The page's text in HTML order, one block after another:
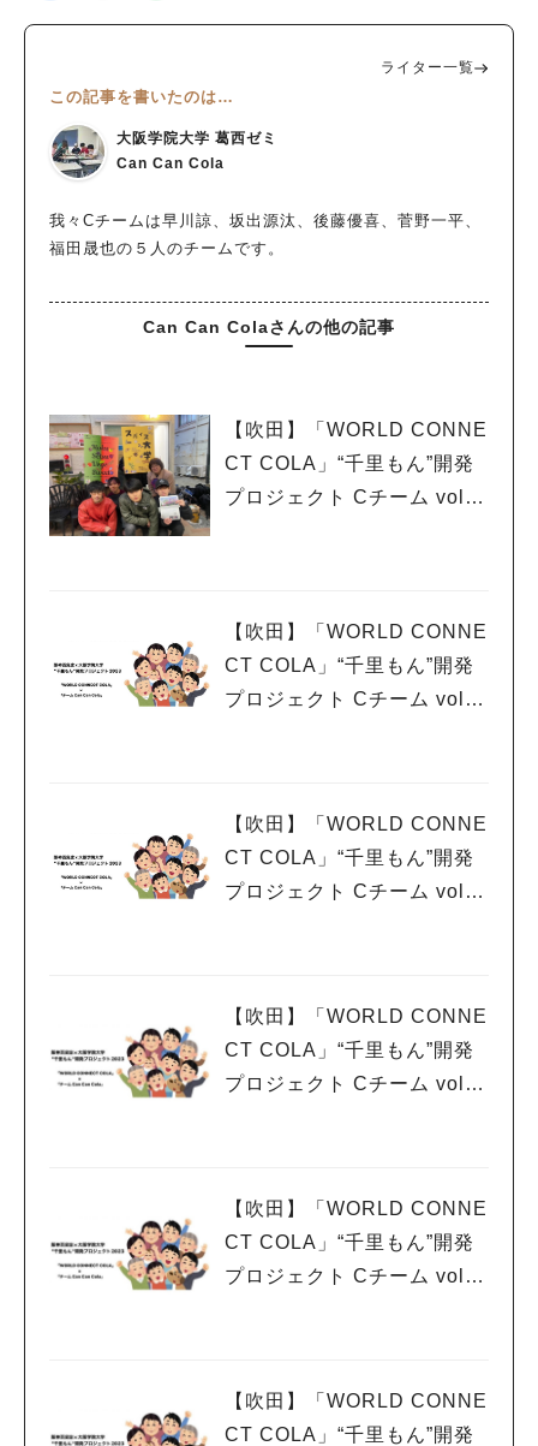
ライター一覧
この記事を書いたのは…
大阪学院大学 葛西ゼミ
Can Can Cola
我々Cチームは早川諒、坂出源汰、後藤優喜、菅野一平、
福田晟也の５人のチームです。
Can Can Colaさんの他の記事
【吹田】「WORLD CONNE
CT COLA」“千里もん”開発
プロジェクト Cチーム vol.1
【吹田】「WORLD CONNE
CT COLA」“千里もん”開発
プロジェクト Cチーム vol.9
【吹田】「WORLD CONNE
CT COLA」“千里もん”開発
プロジェクト Cチーム vol.7
【吹田】「WORLD CONNE
CT COLA」“千里もん”開発
プロジェクト Cチーム vol.6
【吹田】「WORLD CONNE
CT COLA」“千里もん”開発
プロジェクト Cチーム vol.5
【吹田】「WORLD CONNE
CT COLA」“千里もん”開発